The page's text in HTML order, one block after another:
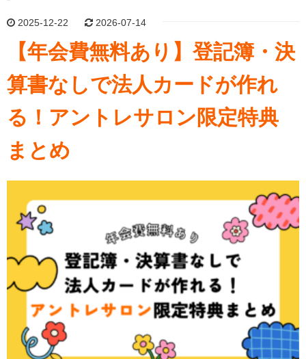
2025-12-22 2026-07-14
【年会費無料あり】登記簿・決
算書なしで法人カードが作れ
る！アントレサロン限定特典
まとめ